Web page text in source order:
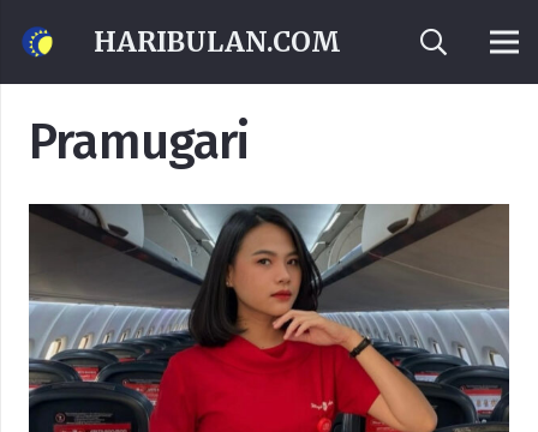
HARIBULAN.COM
Pramugari